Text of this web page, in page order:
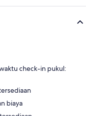
check-in pukul:
biaya